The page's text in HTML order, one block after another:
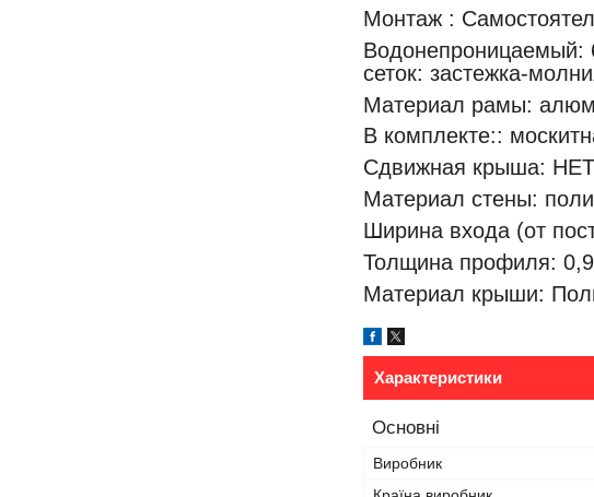
Монтаж :
Водонепроницаемый:
сеток: застежка-
Материал рамы:
В комплекте::
Сдвижная крыша:
Материал стены:
Ширина входа (от
Толщина профиля:
Материал крыши:
Характеристики
Основні
Виробник